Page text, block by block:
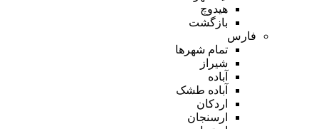
هیدوچ
بازگشت
فارس
تمام شهر‌ها
شیراز
آباده
آباده طشک
اردکان
ارسنجان